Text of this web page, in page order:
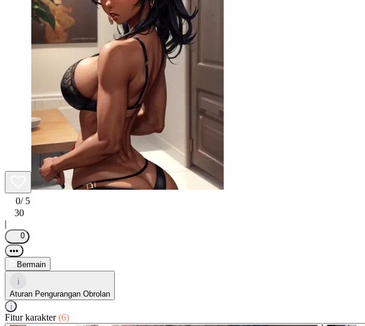
0/ 5
30
|
0
•••
Bermain
i
Aturan Pengurangan Obrolan
i
Fitur karakter(6)